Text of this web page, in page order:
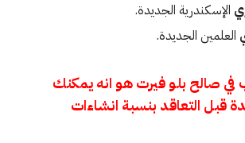
الإسكندرية الجديدة.
العلمين الجديدة.
صالح بلو فيرت هو انه يمكنك
قبل التعاقد بنسبة انشاءات